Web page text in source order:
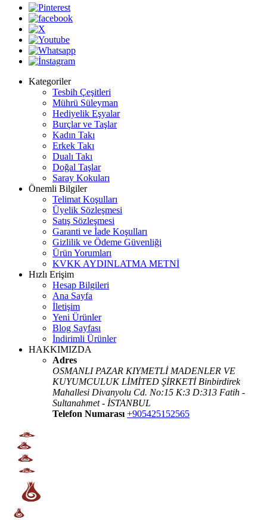
Kategoriler
Tesbih Çeşitleri
Mührü Süleyman
Hediyelik Eşyalar
Burçlar ve Taşlar
Kadın Takı
Erkek Takı
Dualı Takı
Doğal Taşlar
Saray Kokuları
Önemli Bilgiler
Telimat Koşulları
Üyelik Sözleşmesi
Satış Sözleşmesi
Garanti ve İade Koşulları
Gizlilik ve Ödeme Güvenliği
Ürün Yorumları
KVKK AYDINLATMA METNİ
Hızlı Erişim
Hesap Bilgileri
Ana Sayfa
İletişim
Yeni Ürünler
Blog Sayfası
İndirimli Ürünler
HAKKIMIZDA
Adres
OSMANLI PAZAR KIYMETLİ MADENLER VE
KUYUMCULUK LİMİTED ŞİRKETİ Binbirdirek
Mahallesi Divanyolu Cd. No:15 K:3 D:313 Fatih -
Sultanahmet - İSTANBUL
Telefon Numarası +905425152565